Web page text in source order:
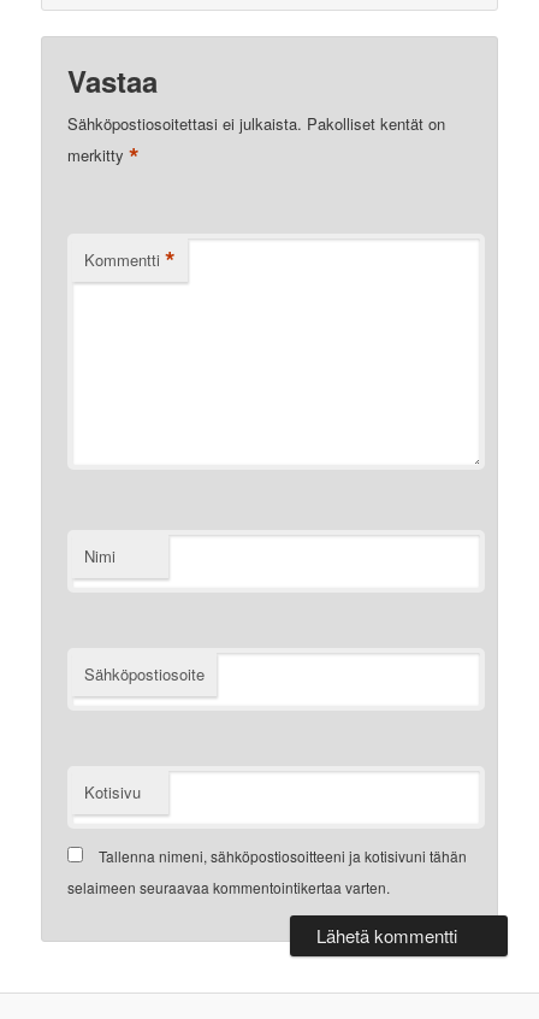
Vastaa
Sähköpostiosoitettasi ei julkaista. Pakolliset kentät on
merkitty*
Kommentti *
Nimi
Sähköpostiosoite
Kotisivu
Tallenna nimeni, sähköpostiosoitteeni ja kotisivuni tähän
selaimeen seuraavaa kommentointikertaa varten.